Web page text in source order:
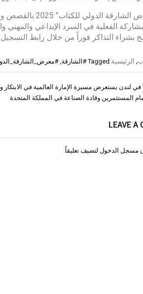
يحتفي “معرض
الفعلية في السرد الإبداعي
بشراء التذاكر فوراً من خلال رابط
, الرئيسية Tagged #الشارقة
في لندن يستعرض مسيرة الإمارة العالمية في
المستثمرين وقادة الصناعة في المملكة المتحدة
LEAVE A
مسجل الدخول لتضيف تعليقاً.